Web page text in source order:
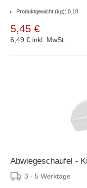
Produktgewicht (kg): 0.18
5,45 €
6,49 € inkl. MwSt.
Abwiegeschaufel -
3 - 5 Werktage